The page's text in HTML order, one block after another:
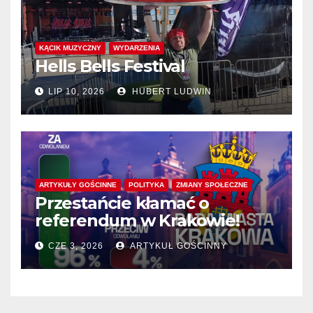
KĄCIK MUZYCZNY WYDARZENIA
Hells Bells Festival
LIP 10, 2026 HUBERT LUDWIN
ARTYKUŁY GOŚCINNE POLITYKA ZMIANY SPOŁECZNE
Przestańcie kłamać o
referendum w Krakowie!
CZE 3, 2026 ARTYKUŁ GOŚCINNY